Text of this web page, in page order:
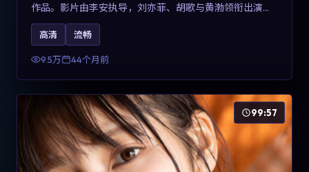
作品。影片由李安执导，刘亦菲、胡歌与黄渤领衔出演。
剧情用喜剧外壳包裹对现实规则的温和反讽，整体完成度
高，适合希望了解意大利冒险类型创作的观众在线观看。
高清 流畅
9.5万 44个月前
99:57